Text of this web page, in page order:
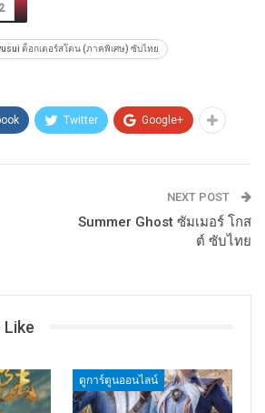
2
ด็อกเตอร์สโตน (ภาคพิเศษ) ซับไทย
Twitter Google+
NEXT POST
Summer Ghost ซัมเมอร์ โกส
ต์ ซับไทย
Like
ดูการ์ตูนออนไลน์